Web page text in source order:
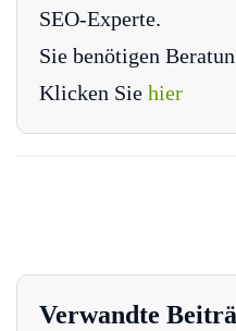
SEO-Experte.
Sie benötigen
Klicken Sie hier
Verwandte